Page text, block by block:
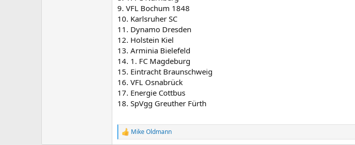
9. VFL Bochum 1848
10. Karlsruher SC
11. Dynamo Dresden
12. Holstein Kiel
13. Arminia Bielefeld
14. 1. FC Magdeburg
15. Eintracht Braunschweig
16. VFL Osnabrück
17. Energie Cottbus
18. SpVgg Greuther Fürth
R
e
Mike Oldmann